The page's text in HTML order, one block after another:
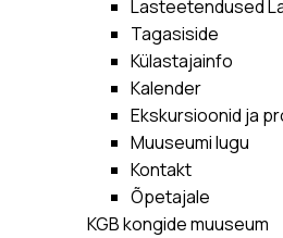
Lasteetendused
Tagasiside
Külastajainfo
Kalender
Ekskursioonid ja
Muuseumi lugu
Kontakt
Õpetajale
KGB kongide muuseum